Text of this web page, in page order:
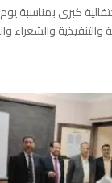
كبرى بمناسبة
والتنفيذية والشعراء